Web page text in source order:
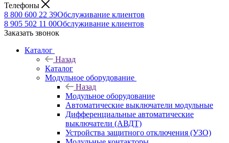
Телефоны
8 800 600 22 39Обслуживание клиентов
8 905 502 11 00Обслуживание клиентов
Заказать звонок
Каталог
Назад
Каталог
Модульное оборудование
Назад
Модульное оборудование
Автоматические выключатели модульные
Дифференциальные автоматические
выключатели (АВДТ)
Устройства защитного отключения (УЗО)